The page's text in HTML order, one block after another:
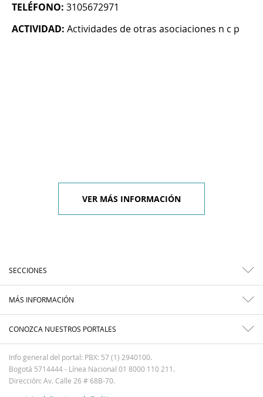
TELÉFONO: 3105672971
ACTIVIDAD: Actividades de otras asociaciones n c p
VER MÁS INFORMACIÓN
SECCIONES
MÁS INFORMACIÓN
CONOZCA NUESTROS PORTALES
Info general del portal: PBX: 57 (1) 2940100.
Bogotá 5714444 - Línea Nacional 01 8000 110 211.
Dirección: Av. Calle 26 # 68B-70.